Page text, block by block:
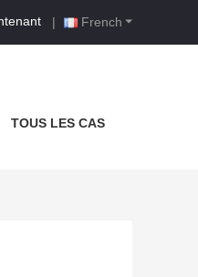
French
|
TOUS LES CAS